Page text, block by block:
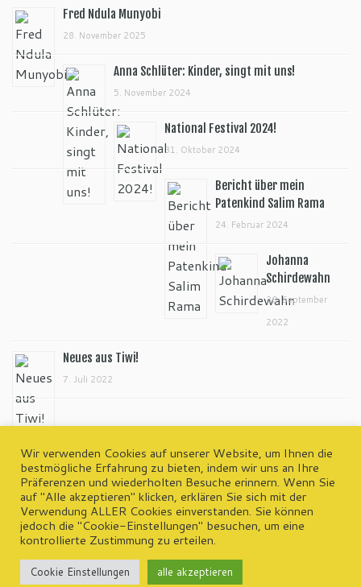
Fred Ndula Munyobi
28. November 2025
Anna Schlüter: Kinder, singt mit uns!
5. November 2024
National Festival 2024!
31. Oktober 2024
Bericht über mein
Patenkind Salim Rama
24. Februar 2024
Johanna
Schirdewahn
30. September
2022
Neues aus Tiwi!
7. Juli 2022
wp-admin
Kontakt | Impressum | Datenschutzerklärung
·© 2026 Asante e.V.·Präsentiert von
Wir verwenden Cookies auf unserer Website, um Ihnen die
bestmögliche Erfahrung zu bieten, indem wir uns an Ihre
Präferenzen und wiederholten Besuche erinnern. Wenn Sie
auf "Alle akzeptieren" klicken, erklären Sie sich mit der
Verwendung ALLER Cookies einverstanden. Sie können
jedoch die "Cookie-Einstellungen" besuchen, um eine
kontrollierte Zustimmung zu erteilen.
Cookie Einstellungen alle akzeptieren